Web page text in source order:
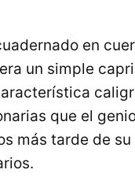
en
un simple
que el
más tarde de